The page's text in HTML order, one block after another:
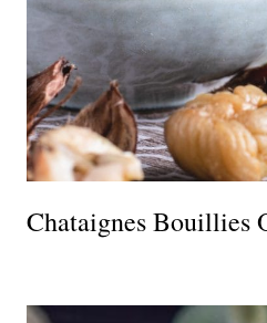
Chataignes Bouillies